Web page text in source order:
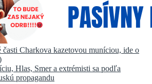
Charkova kazetovou muníciou, ide o
Hlas, Smer a extrémisti sa podľa
propagandu